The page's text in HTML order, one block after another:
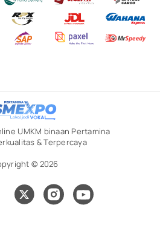
UMKM binaan Pertamina
& Terpercaya
© 2026